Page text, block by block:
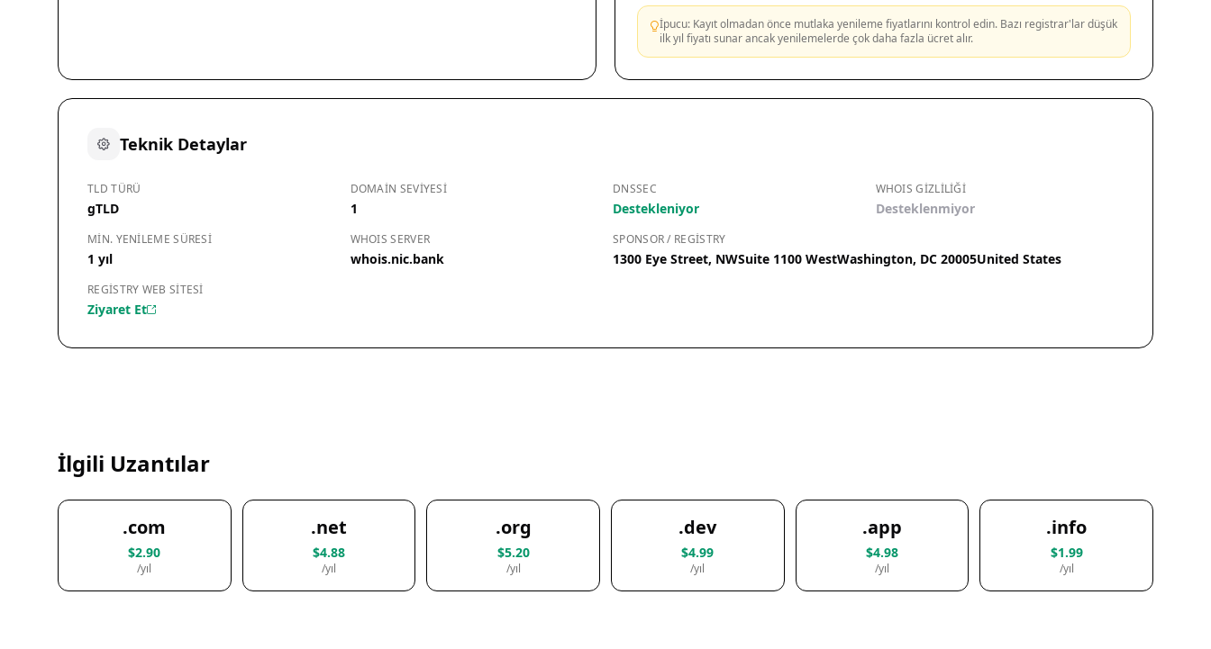
İpucu: Kayıt olmadan önce mutlaka yenileme fiyatlarını kontrol edin. Bazı registrar'lar düşük
ilk yıl fiyatı sunar ancak yenilemelerde çok daha fazla ücret alır.
Teknik Detaylar
TLD TÜRÜ
gTLD
DOMAIN SEVIYESI
1
DNSSEC
Destekleniyor
WHOIS GIZLILIĞI
Desteklenmiyor
MIN. YENILEME SÜRESI
1 yıl
WHOIS SERVER
whois.nic.bank
SPONSOR / REGISTRY
1300 Eye Street, NWSuite 1100 WestWashington, DC 20005United States
REGISTRY WEB SITESI
Ziyaret Et
İlgili Uzantılar
.com
$2.90
/yıl
.net
$4.88
/yıl
.org
$5.20
/yıl
.dev
$4.99
/yıl
.app
$4.98
/yıl
.info
$1.99
/yıl